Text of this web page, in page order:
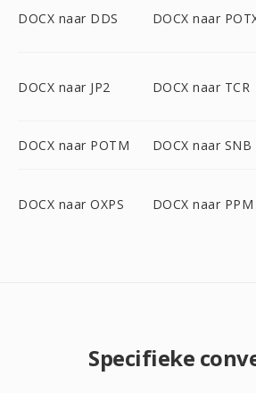
DOCX naar DDS DOCX naar
DOCX naar JP2 DOCX naar TCR
DOCX naar POTM DOCX naar SNB
DOCX naar OXPS DOCX naar PPM
Specifieke